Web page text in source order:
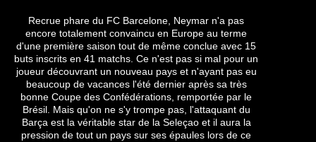
Recrue phare du FC Barcelone, Neymar n'a pas
encore totalement convaincu en Europe au terme
d'une première saison tout de même conclue avec 15
buts inscrits en 41 matchs. Ce n'est pas si mal pour un
joueur découvrant un nouveau pays et n'ayant pas eu
beaucoup de vacances l'été dernier après sa très
bonne Coupe des Confédérations, remportée par le
Brésil. Mais qu'on ne s'y trompe pas, l'attaquant du
Barça est la véritable star de la Seleçao et il aura la
pression de tout un pays sur ses épaules lors de ce